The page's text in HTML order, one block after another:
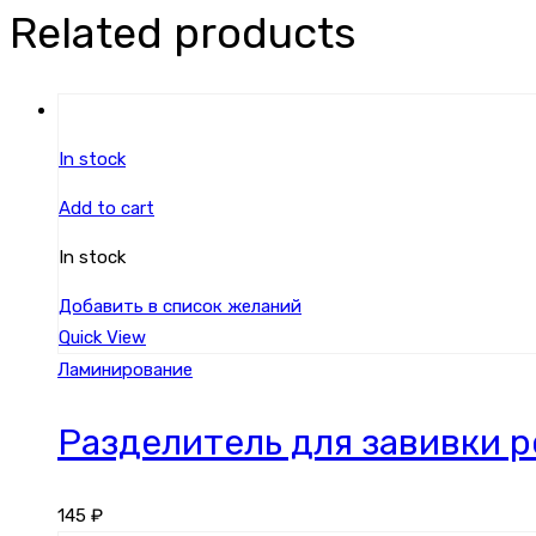
Related products
In stock
Add to cart
In stock
Добавить в список желаний
Quick View
Ламинирование
Разделитель для завивки
145 ₽